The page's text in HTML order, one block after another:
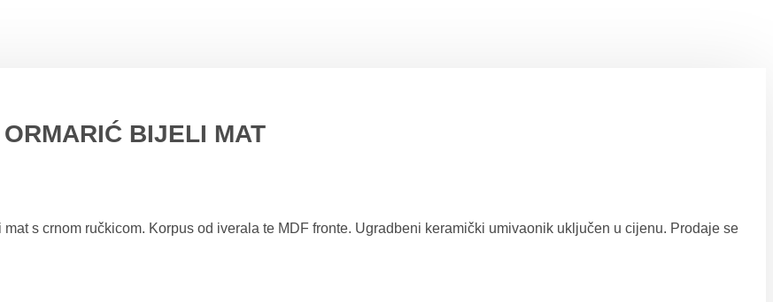
BIJELI MAT
s crnom ručkicom. Korpus od iverala te MDF fronte. Ugradbeni keramički umivaonik uključen u cijenu. Prodaje se